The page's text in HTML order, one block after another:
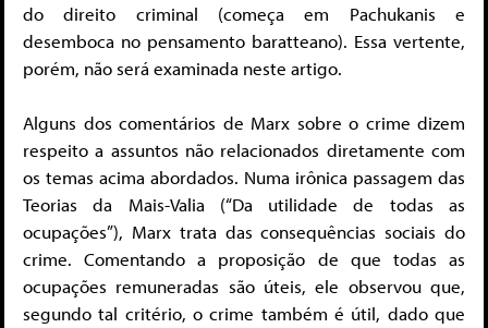
do direito criminal (começa em Pachukanis e
desemboca no pensamento baratteano). Essa vertente,
porém, não será examinada neste artigo.
Alguns dos comentários de Marx sobre o crime dizem
respeito a assuntos não relacionados diretamente com
os temas acima abordados. Numa irônica passagem das
Teorias da Mais-Valia (“Da utilidade de todas as
ocupações”), Marx trata das consequências sociais do
crime. Comentando a proposição de que todas as
ocupações remuneradas são úteis, ele observou que,
segundo tal critério, o crime também é útil, dado que